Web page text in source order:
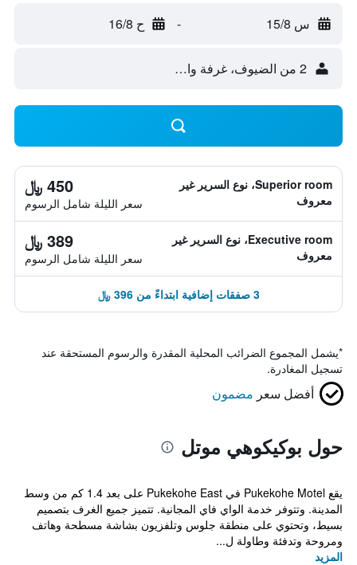
س 15/8 - ح 16/8
2 من الضيوف، غرفة واحدة
Superior room، نوع السرير غير
معروف
450 ﷼
سعر الليلة شامل الرسوم
Executive room، نوع السرير غير
معروف
389 ﷼
سعر الليلة شامل الرسوم
3 صفقات إضافية ابتداءً من 396 ﷼
*يشمل المجموع الضرائب المحلية المقدرة والرسوم المستحقة عند
تسجيل المغادرة.
أفضل سعر مضمون
حول بوكيكوهي موتل
يقع Pukekohe Motel في Pukekohe East على بعد 1.4 كم من وسط
المدينة. وتتوفر خدمة الواي فاي المجانية. تتميز جميع الغرف بتصميم
بسيط، وتحتوي على منطقة جلوس وتلفزيون بشاشة مسطحة وهاتف
ومروحة وتدفئة وطاولة ل...
المزيد